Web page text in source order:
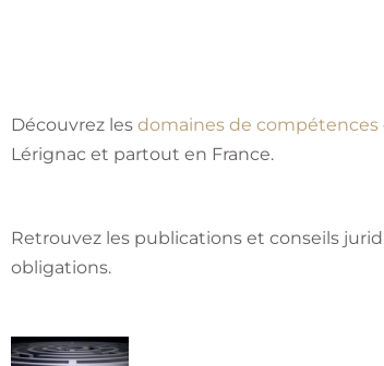
Découvrez les domaines de compétences
Lérignac et partout en France.
Retrouvez les publications et conseils
obligations.